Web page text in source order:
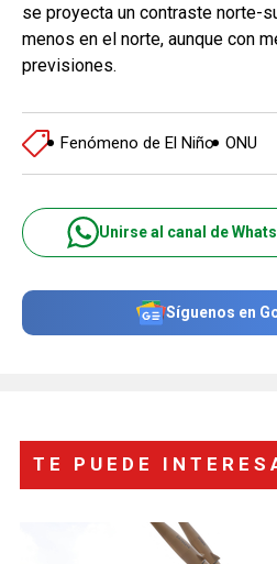
se proyecta un contraste norte-
menos en el norte, aunque con
previsiones.
Fenómeno de El Niño ONU
Unirse al canal de
Síguenos en
TE PUEDE